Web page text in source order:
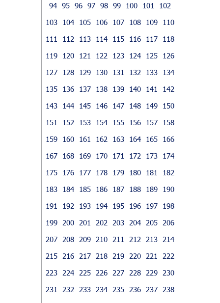
94 95 96 97 98 99 100 101
102
103
104 105 106 107 108 109
110
111
112 113 114 115 116 117
118
119
120 121 122 123 124 125
126
127
128 129 130 131 132 133
134
135
136 137 138 139 140 141
142
143
144 145 146 147 148 149
150
151
152 153 154 155 156 157
158
159
160 161 162 163 164 165
166
167
168 169 170 171 172 173
174
175
176 177 178 179 180 181
182
183
184 185 186 187 188 189
190
191
192 193 194 195 196 197
198
199
200 201 202 203 204 205
206
207
208 209 210 211 212 213
214
215
216 217 218 219 220 221
222
223
224 225 226 227 228 229
230
231
232 233 234 235 236 237
238